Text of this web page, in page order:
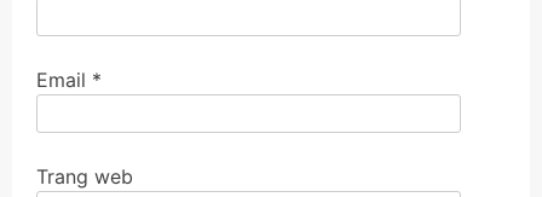
Email *
Trang web